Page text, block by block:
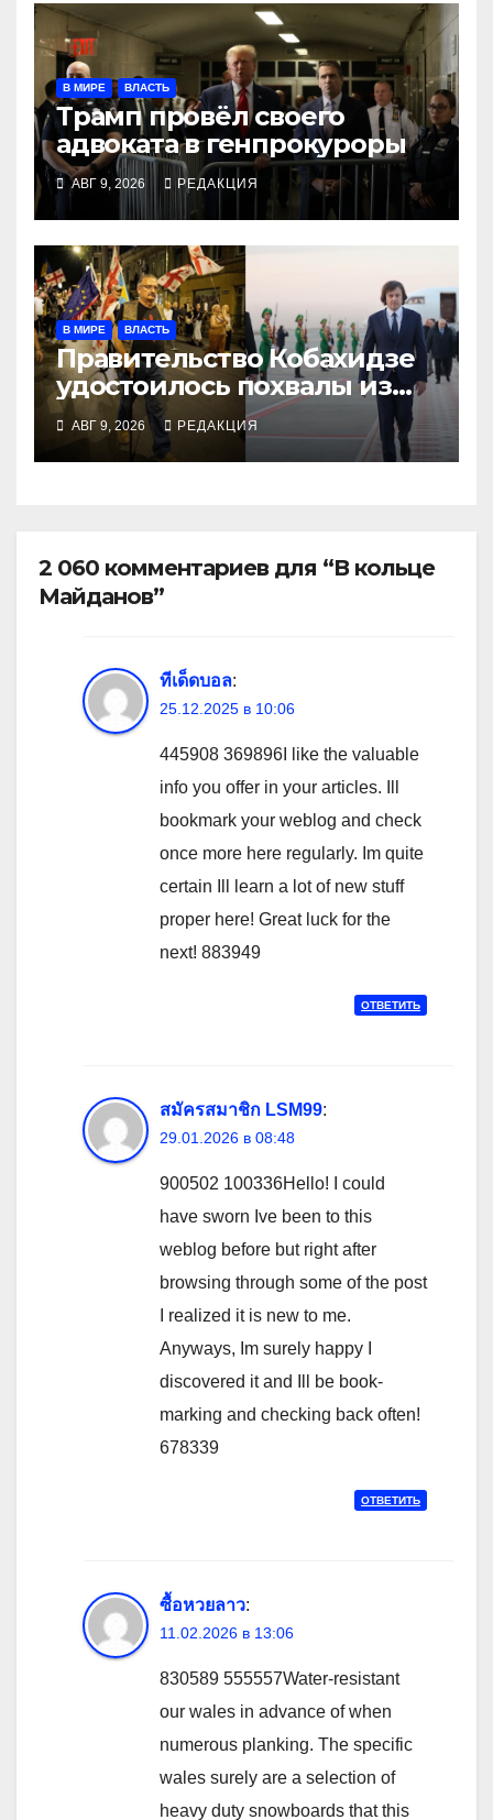
В МИРЕ ВЛАСТЬ
Трамп провёл своего
адвоката в генпрокуроры
АВГ 9, 2026 РЕДАКЦИЯ
В МИРЕ ВЛАСТЬ
Правительство Кобахидзе
удостоилось похвалы из
Москвы
АВГ 9, 2026 РЕДАКЦИЯ
2 060 комментариев для “В кольце
Майданов”
ทีเด็ดบอล:
25.12.2025 в 10:06
445908 369896I like the valuable
info you offer in your articles. Ill
bookmark your weblog and check
once more here regularly. Im quite
certain Ill learn a lot of new stuff
proper here! Great luck for the
next! 883949
ОТВЕТИТЬ
สมัครสมาชิก LSM99:
29.01.2026 в 08:48
900502 100336Hello! I could
have sworn Ive been to this
weblog before but right after
browsing through some of the post
I realized it is new to me.
Anyways, Im surely happy I
discovered it and Ill be book-
marking and checking back often!
678339
ОТВЕТИТЬ
ซื้อหวยลาว:
11.02.2026 в 13:06
830589 555557Water-resistant
our wales in advance of when
numerous planking. The specific
wales surely are a selection of
heavy duty snowboards that this